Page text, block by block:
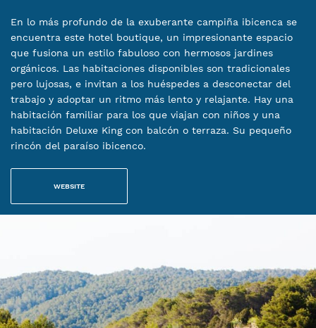
En lo más profundo de la exuberante campiña ibicenca se
encuentra este hotel boutique, un impresionante espacio
que fusiona un estilo fabuloso con hermosos jardines
orgánicos. Las habitaciones disponibles son tradicionales
pero lujosas, e invitan a los huéspedes a desconectar del
trabajo y adoptar un ritmo más lento y relajante. Hay una
habitación familiar para los que viajan con niños y una
habitación Deluxe King con balcón o terraza. Su pequeño
rincón del paraíso ibicenco.
WEBSITE